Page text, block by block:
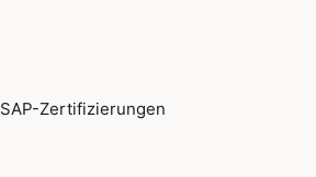
SAP-Zertifizierungen